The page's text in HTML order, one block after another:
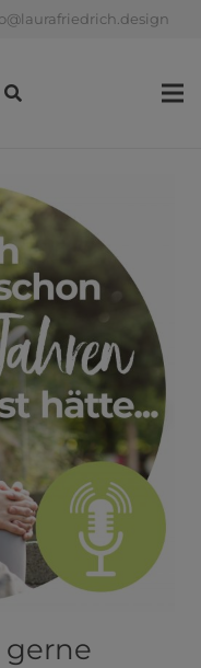
gerne